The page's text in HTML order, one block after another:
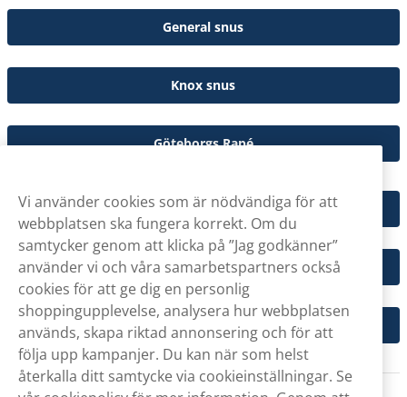
General snus
Knox snus
Göteborgs Rapé
Kaliber snus
Ettan snus
Lundgrens snus
Vi använder cookies som är nödvändiga för att
webbplatsen ska fungera korrekt. Om du
samtycker genom att klicka på ”Jag godkänner”
använder vi och våra samarbetspartners också
cookies för att ge dig en personlig
shoppingupplevelse, analysera hur webbplatsen
används, skapa riktad annonsering och för att
följa upp kampanjer. Du kan när som helst
återkalla ditt samtycke via cookieinställningar. Se